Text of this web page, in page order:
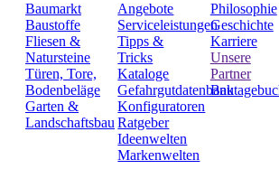
Baumarkt
Baustoffe
Fliesen &
Natursteine
Türen, Tore,
Bodenbeläge
Garten &
Landschaftsbau
Angebote
Serviceleistungen
Tipps &
Tricks
Kataloge
Gefahrgutdatenbank
Konfiguratoren
Ratgeber
Ideenwelten
Markenwelten
Philosophie
Geschichte
Karriere
Unsere
Partner